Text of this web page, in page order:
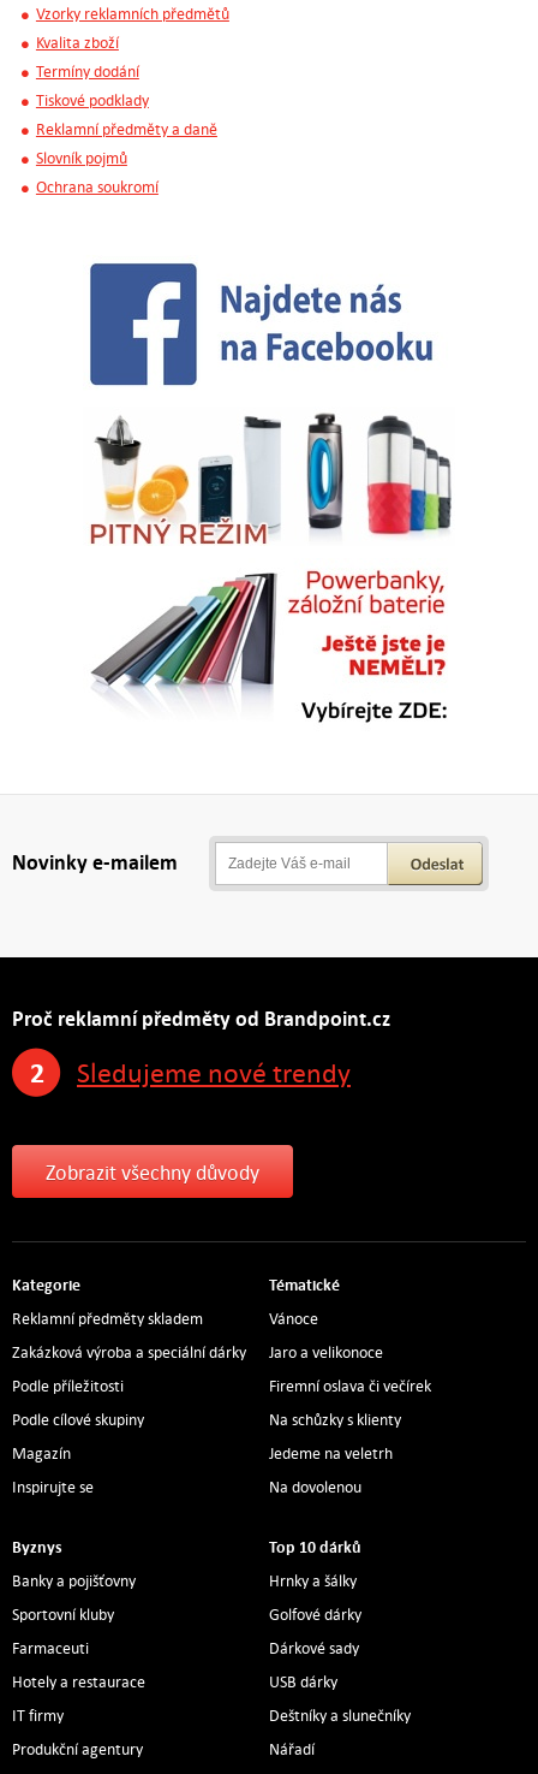
Vzorky reklamních předmětů
Kvalita zboží
Termíny dodání
Tiskové podklady
Reklamní předměty a daně
Slovník pojmů
Ochrana soukromí
Novinky e-mailem
Proč reklamní předměty od Brandpoint.cz
2 Sledujeme nové trendy
Zobrazit všechny důvody
Kategorie
Reklamní předměty skladem
Zakázková výroba a speciální dárky
Podle příležitosti
Podle cílové skupiny
Magazín
Inspirujte se
Tématické
Vánoce
Jaro a velikonoce
Firemní oslava či večírek
Na schůzky s klienty
Jedeme na veletrh
Na dovolenou
Byznys
Banky a pojišťovny
Sportovní kluby
Farmaceuti
Hotely a restaurace
IT firmy
Produkční agentury
Top 10 dárků
Hrnky a šálky
Golfové dárky
Dárkové sady
USB dárky
Deštníky a slunečníky
Nářadí